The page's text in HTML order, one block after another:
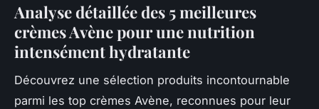
Analyse détaillée des 5 meilleures
crèmes Avène pour une nutrition
intensément hydratante
Découvrez une sélection produits incontournable
parmi les top crèmes Avène, reconnues pour leur